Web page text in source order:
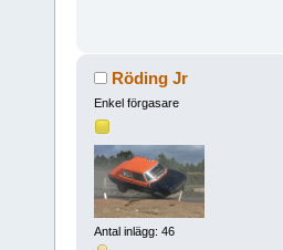
Röding Jr
Enkel förgasare
Antal inlägg: 46